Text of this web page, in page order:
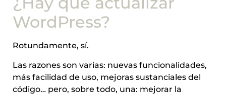
WordPress?
Rotundamente, sí.
Las razones son varias: nuevas funcionalidades,
más facilidad de uso, mejoras sustanciales del
código… pero, sobre todo, una: mejorar la